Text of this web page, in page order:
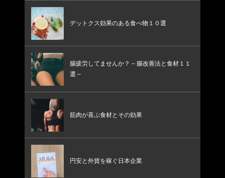
デットクス効果のある食べ物１０選
腸疲労してませんか？ – 腸改善法と食材１１
選 –
筋肉が喜ぶ食材とその効果
円安と外貨を稼ぐ日本企業